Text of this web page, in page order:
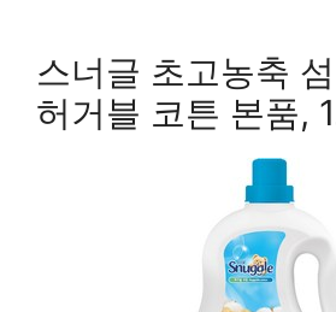
스너글 초고농축
허거블 코튼 본품,